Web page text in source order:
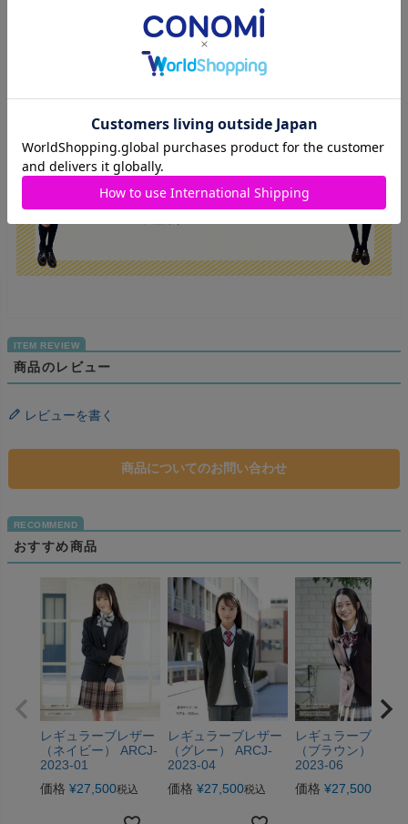
・衿まわりは大き目のラペルでリボン・ネクタイどちらもきれい
に収まり、 全体のバランスをとってくれます。
商品のレビュー
レビューを書く
商品についてのお問い合わせ
おすすめ商品
レギュラーブレザー
（ネイビー） ARCJ-
2023-01
価格 ¥27,500税込
レギュラーブレザー
（グレー） ARCJ-
2023-04
価格 ¥27,500税込
レギュラーブレザ
（ブラウン）
2023-06
価格 ¥27,500